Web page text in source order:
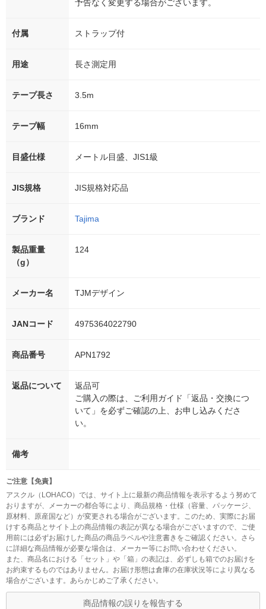
予告なく変更する場合がございます。
付属 ストラップ付
用途 長さ測定用
テープ長さ 3.5m
テープ幅 16mm
目盛仕様 メートル目盛、JIS1級
JIS規格 JIS規格対応品
ブランド Tajima
製品重量
（g）
124
メーカー名 TJMデザイン
JANコード 4975364022790
商品番号 APN1792
返品について
返品可
ご購入の際は、ご利用ガイド「返品・交換につ
いて」を必ずご確認の上、お申し込みくださ
い。
備考
ご注意【免責】
アスクル（LOHACO）では、サイト上に最新の商品情報を表示するよう努めて
おりますが、メーカーの都合等により、商品規格・仕様（容量、パッケージ、
原材料、原産国など）が変更される場合がございます。このため、実際にお届
けする商品とサイト上の商品情報の表記が異なる場合がございますので、ご使
用前には必ずお届けした商品の商品ラベルや注意書きをご確認ください。さら
に詳細な商品情報が必要な場合は、メーカー等にお問い合わせください。
また、商品名における「セット」や「箱」の表記は、必ずしも箱でのお届けを
お約束するものではありません。お届け形態は倉庫の在庫状況等により異なる
場合がございます。あらかじめご了承ください。
商品情報の誤りを報告する